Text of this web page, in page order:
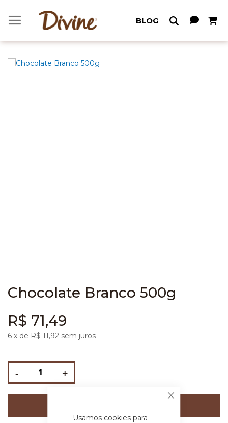
Fechar
Usamos cookies para
BLOG Meu
Chocolate Branco 500g
R$ 71,49
6 x de R$ 11,92 sem juros
- +